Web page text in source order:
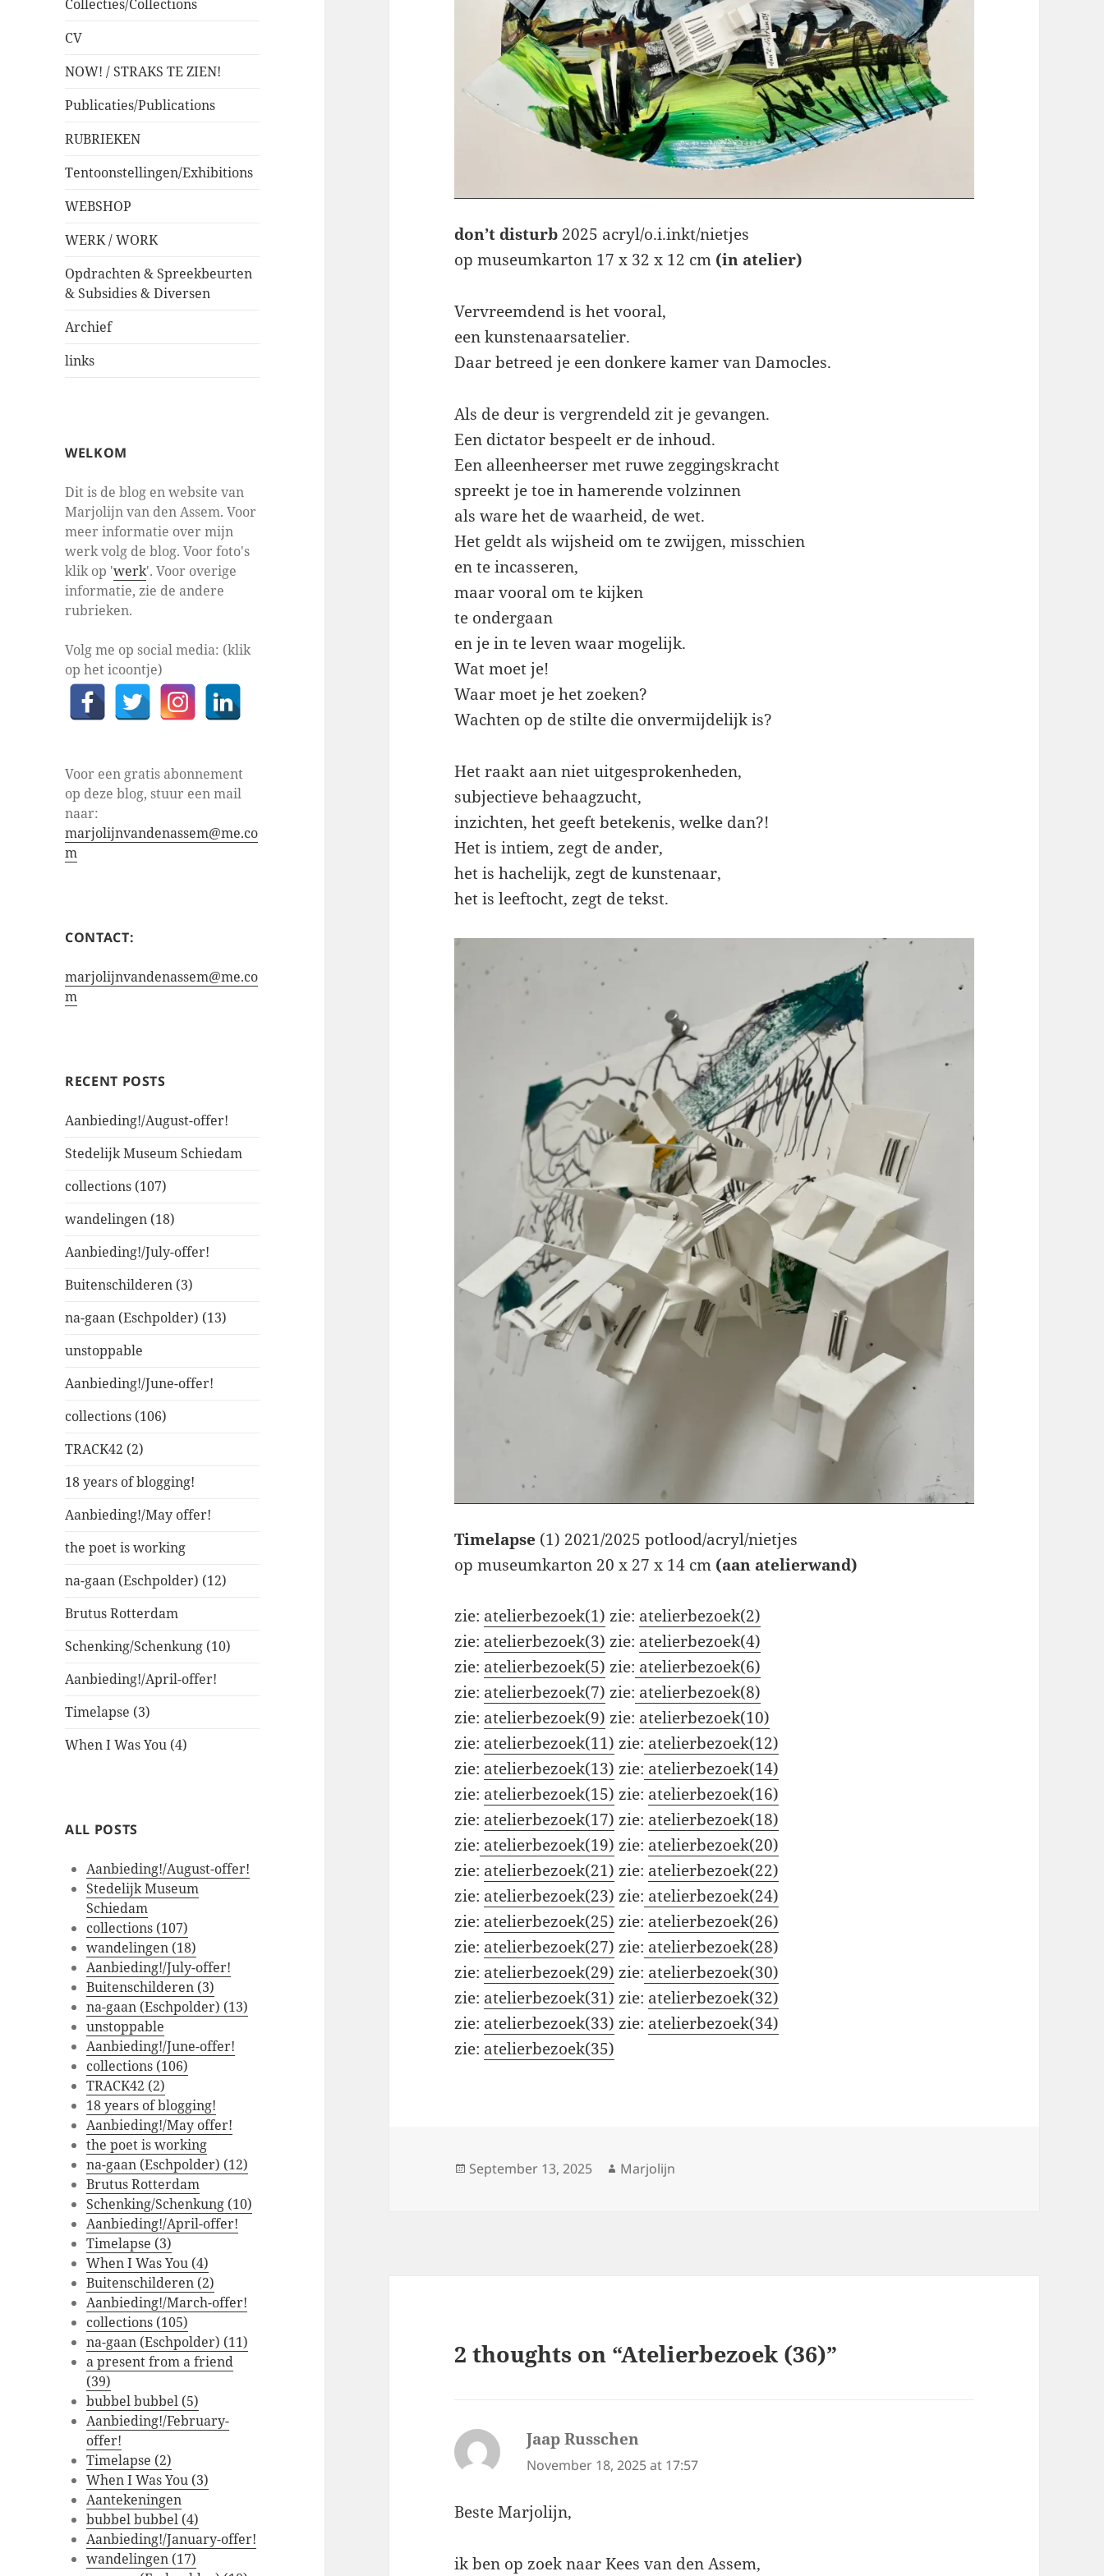
Collecties/Collections
CV
NOW! / STRAKS TE ZIEN!
Publicaties/Publications
RUBRIEKEN
Tentoonstellingen/Exhibitions
WEBSHOP
WERK / WORK
Opdrachten & Spreekbeurten
& Subsidies & Diversen
Archief
links
WELKOM
Dit is de blog en website van
Marjolijn van den Assem. Voor
meer informatie over mijn
werk volg de blog. Voor foto's
klik op 'werk'. Voor overige
informatie, zie de andere
rubrieken.
Volg me op social media: (klik
op het icoontje)
Voor een gratis abonnement
op deze blog, stuur een mail
naar:
marjolijnvandenassem@me.co
m
CONTACT:
marjolijnvandenassem@me.co
m
RECENT POSTS
Aanbieding!/August-offer!
Stedelijk Museum Schiedam
collections (107)
wandelingen (18)
Aanbieding!/July-offer!
Buitenschilderen (3)
na-gaan (Eschpolder) (13)
unstoppable
Aanbieding!/June-offer!
collections (106)
TRACK42 (2)
18 years of blogging!
Aanbieding!/May offer!
the poet is working
na-gaan (Eschpolder) (12)
Brutus Rotterdam
Schenking/Schenkung (10)
Aanbieding!/April-offer!
Timelapse (3)
When I Was You (4)
ALL POSTS
Aanbieding!/August-offer!
Stedelijk Museum
Schiedam
collections (107)
wandelingen (18)
Aanbieding!/July-offer!
Buitenschilderen (3)
na-gaan (Eschpolder) (13)
unstoppable
Aanbieding!/June-offer!
collections (106)
TRACK42 (2)
18 years of blogging!
Aanbieding!/May offer!
the poet is working
na-gaan (Eschpolder) (12)
Brutus Rotterdam
Schenking/Schenkung (10)
Aanbieding!/April-offer!
Timelapse (3)
When I Was You (4)
Buitenschilderen (2)
Aanbieding!/March-offer!
collections (105)
na-gaan (Eschpolder) (11)
a present from a friend
(39)
bubbel bubbel (5)
Aanbieding!/February-
offer!
Timelapse (2)
When I Was You (3)
Aantekeningen
bubbel bubbel (4)
Aanbieding!/January-offer!
wandelingen (17)
don’t disturb 2025 acryl/o.i.inkt/nietjes
op museumkarton 17 x 32 x 12 cm (in atelier)
Vervreemdend is het vooral,
een kunstenaarsatelier.
Daar betreed je een donkere kamer van Damocles.
Als de deur is vergrendeld zit je gevangen.
Een dictator bespeelt er de inhoud.
Een alleenheerser met ruwe zeggingskracht
spreekt je toe in hamerende volzinnen
als ware het de waarheid, de wet.
Het geldt als wijsheid om te zwijgen, misschien
en te incasseren,
maar vooral om te kijken
te ondergaan
en je in te leven waar mogelijk.
Wat moet je!
Waar moet je het zoeken?
Wachten op de stilte die onvermijdelijk is?
Het raakt aan niet uitgesprokenheden,
subjectieve behaagzucht,
inzichten, het geeft betekenis, welke dan?!
Het is intiem, zegt de ander,
het is hachelijk, zegt de kunstenaar,
het is leeftocht, zegt de tekst.
Timelapse (1) 2021/2025 potlood/acryl/nietjes
op museumkarton 20 x 27 x 14 cm (aan atelierwand)
zie: atelierbezoek(1) zie: atelierbezoek(2)
zie: atelierbezoek(3) zie: atelierbezoek(4)
zie: atelierbezoek(5) zie: atelierbezoek(6)
zie: atelierbezoek(7) zie: atelierbezoek(8)
zie: atelierbezoek(9) zie: atelierbezoek(10)
zie: atelierbezoek(11) zie: atelierbezoek(12)
zie: atelierbezoek(13) zie: atelierbezoek(14)
zie: atelierbezoek(15) zie: atelierbezoek(16)
zie: atelierbezoek(17) zie: atelierbezoek(18)
zie: atelierbezoek(19) zie: atelierbezoek(20)
zie: atelierbezoek(21) zie: atelierbezoek(22)
zie: atelierbezoek(23) zie: atelierbezoek(24)
zie: atelierbezoek(25) zie: atelierbezoek(26)
zie: atelierbezoek(27) zie: atelierbezoek(28)
zie: atelierbezoek(29) zie: atelierbezoek(30)
zie: atelierbezoek(31) zie: atelierbezoek(32)
zie: atelierbezoek(33) zie: atelierbezoek(34)
zie: atelierbezoek(35)
Posted
September 13, 2025 Author
Marjolijn
2 thoughts on “Atelierbezoek (36)”
Jaap Russchen
November 18, 2025 at 17:57
Beste Marjolijn,
ik ben op zoek naar Kees van den Assem,